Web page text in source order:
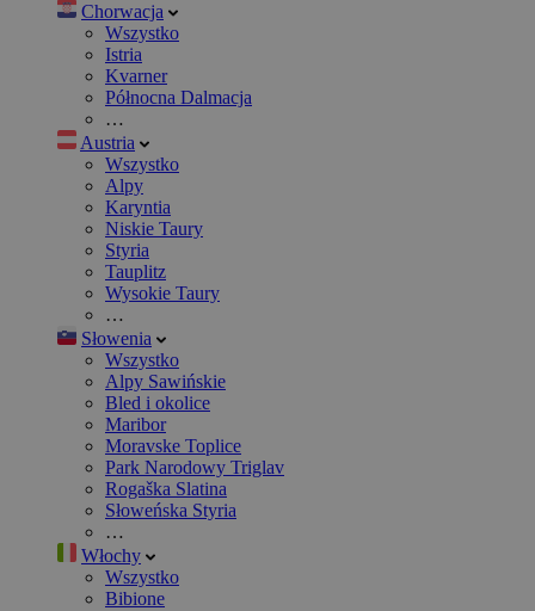
Chorwacja
Wszystko
Istria
Kvarner
Północna Dalmacja
…
Austria
Wszystko
Alpy
Karyntia
Niskie Taury
Styria
Tauplitz
Wysokie Taury
…
Słowenia
Wszystko
Alpy Sawińskie
Bled i okolice
Maribor
Moravske Toplice
Park Narodowy Triglav
Rogaška Slatina
Słoweńska Styria
…
Włochy
Wszystko
Bibione